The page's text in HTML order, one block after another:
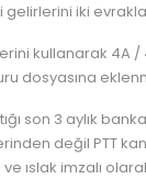
iki
kullanarak 4A /
dosyasına
son 3 aylık
değil PTT
ıslak imzalı olarak